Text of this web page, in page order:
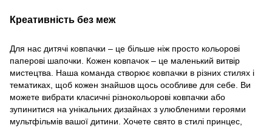
Креативність без меж
Для нас дитячі ковпачки – це більше ніж просто кольорові
паперові шапочки. Кожен ковпачок – це маленький витвір
мистецтва. Наша команда створює ковпачки в різних стилях і
тематиках, щоб кожен знайшов щось особливе для себе. Ви
можете вибрати класичні різнокольорові ковпачки або
зупинитися на унікальних дизайнах з улюбленими героями
мультфільмів вашої дитини. Хочете свято в стилі принцес,